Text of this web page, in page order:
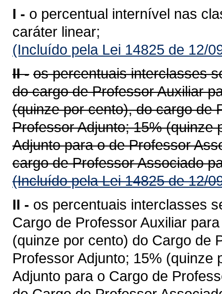
I - o percentual internível nas
caráter linear;
(Incluído pela Lei 14825 de 12/
II - os percentuais interclasses
do cargo de Professor Auxiliar
(quinze por cento), do cargo de
Professor Adjunto; 15% (quinze
Adjunto para o de Professor
cargo de Professor Associado
(Incluído pela Lei 14825 de 12/
II - os percentuais interclasses
Cargo de Professor Auxiliar
(quinze por cento) do Cargo de
Professor Adjunto; 15%
Adjunto para o Cargo de